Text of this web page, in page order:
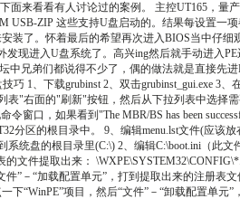
来看看有人讨论过的案例。 主控UT165，
ZIP 这些支持U盘启动的。结果每设置一
了。怀着最后的希望再次进入BIOS当中仔细
现进入U盘系统了。高兴ing然后就手动进入
兄弟们都说得不少了，偶的做法就是直接先
1、下载grubinst 2、双击grubinst_gui.exe
"右面的"刷新"按钮，然后从下拉列表中选择
窗口，如果看到"The MBR/BS has been
分区的根目录中。 9、编辑menu.lst文件(应
统盘的根目录里(C:\) 2、编辑C:\boot.ini（此
文件提取出来：
”－“加载配置单元”，打到提取出来的注册
“WinPE”项目，然后“文件”－“卸载配置单